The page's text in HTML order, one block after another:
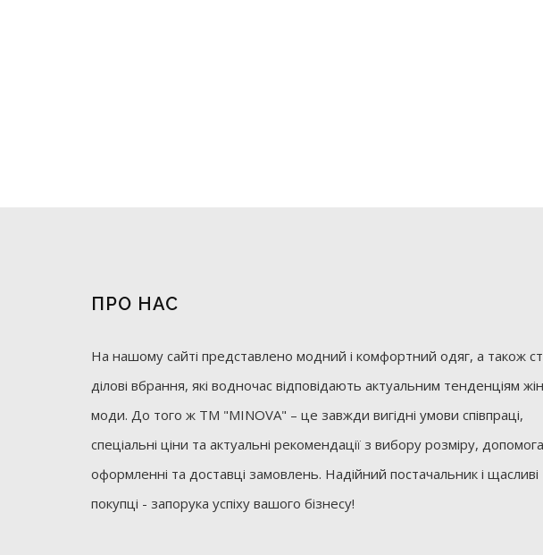
ПРО НАС
На нашому сайті представлено модний і комфортний одяг, а також
ділові вбрання, які водночас відповідають актуальним тенденціям
моди. До того ж ТМ "MINOVA" – це завжди вигідні умови співпраці,
спеціальні ціни та актуальні рекомендації з вибору розміру,
оформленні та доставці замовлень. Надійний постачальник і щасливі
покупці - запорука успіху вашого бізнесу!